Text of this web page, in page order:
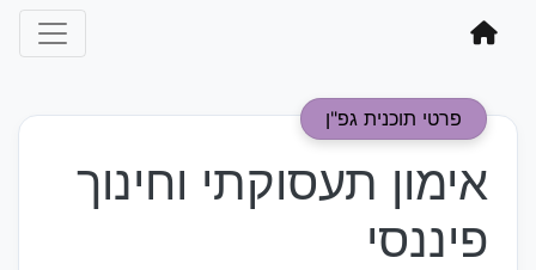
פרטי תוכנית גפ"ן
אימון תעסוקתי וחינוך
פיננסי